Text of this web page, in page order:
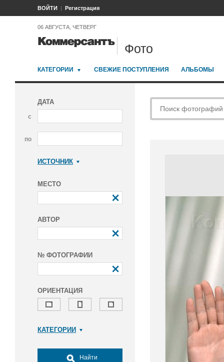
ВОЙТИ Регистрация
06 АВГУСТА, ЧЕТВЕРГ
Фото
КАТЕГОРИИ СВЕЖИЕ ПОСТУПЛЕНИЯ АЛЬБОМЫ
ДАТА
с
по
ИСТОЧНИК
МЕСТО
АВТОР
№ ФОТОГРАФИИ
ОРИЕНТАЦИЯ
КАТЕГОРИИ
Досуг, туризм и отдых
Найти